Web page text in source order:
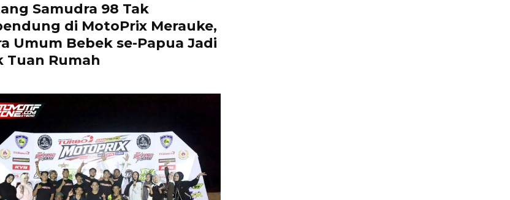
Samudra 98 Tak
di MotoPrix Merauke,
Umum Bebek se-Papua Jadi
Tuan Rumah